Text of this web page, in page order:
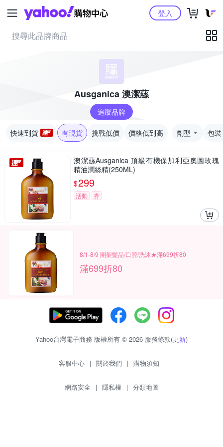
Yahoo購物中心登入
Ausganica 澳潔蕬
追蹤品牌
快速到貨 有現貨 挑戰低價 價格低到高 劑型 包裝
澳潔蕬Ausganica 頂級有機保加利亞奧圖玫瑰
精油潤絲精(250ML)
$299
活動 券
8/1-8/9 開架髮品/口腔/洗沐★滿699折80
滿699折80
Yahoo台灣電子商務 版權所有 © 2026 服務條款(更新)
客服中心 | 關於我們 | 購物須知
網路安全 | 隱私權 | 分類地圖